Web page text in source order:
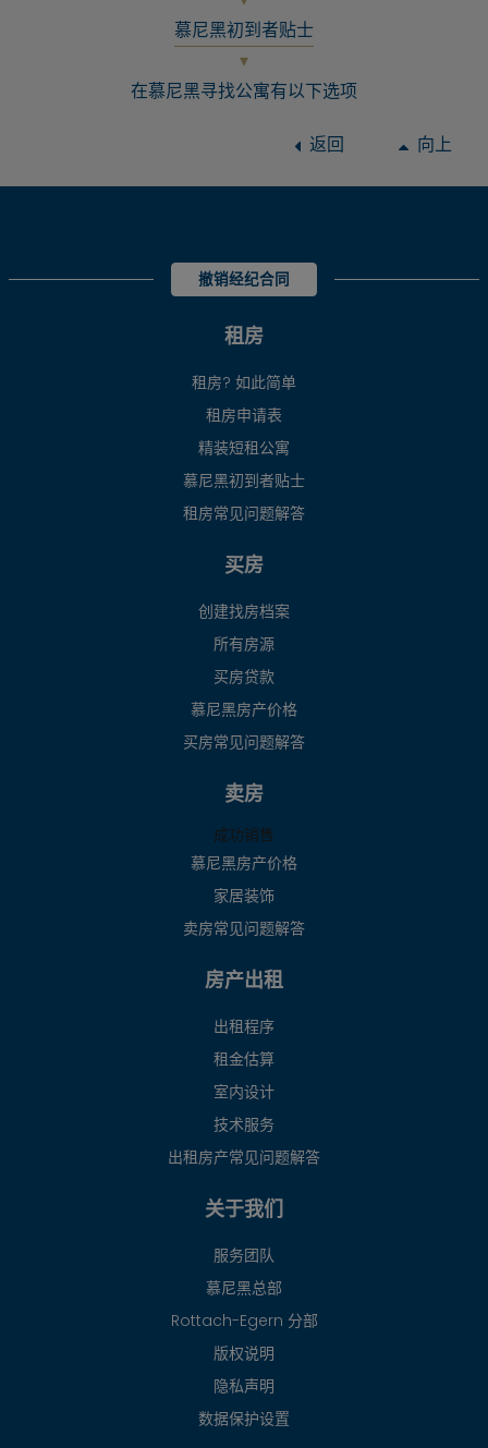
慕尼黑初到者贴士
在慕尼黑寻找公寓有以下选项
返回 向上
撤销经纪合同
租房
租房? 如此简单
租房申请表
精装短租公寓
慕尼黑初到者贴士
租房常见问题解答
买房
创建找房档案
所有房源
买房贷款
慕尼黑房产价格
买房常见问题解答
卖房
成功销售
慕尼黑房产价格
家居装饰
卖房常见问题解答
房产出租
出租程序
租金估算
室内设计
技术服务
出租房产常见问题解答
关于我们
服务团队
慕尼黑总部
Rottach-Egern 分部
版权说明
隐私声明
数据保护设置